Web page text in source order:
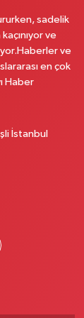
ESENTEPE
FIRININ
TIP MERKEZİ
sadelik
ve
ve
en çok
Haber
İstanbul